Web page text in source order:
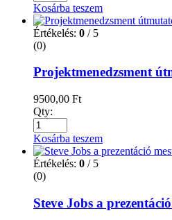
Kosárba teszem
Értékelés: 0 / 5
(0)
Projektmenedzsment
9500,00 Ft
Qty:
Kosárba teszem
Értékelés: 0 / 5
(0)
Steve Jobs a